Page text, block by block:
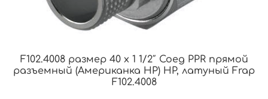
F102.4008 размер 40 x 1 1/2″ Соед PPR прямой
разъемный (Американка НР) НР, латуный Frap
F102.4008